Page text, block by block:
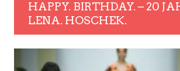
HAPPY. BIRTHDAY. – 20
LENA. HOSCHEK.